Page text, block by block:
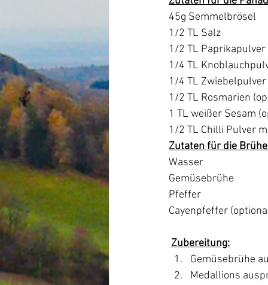
45g Semmelbrösel
1/2 TL Salz
1/2 TL Paprikapulver
1/4 TL
1/4 TL Zwiebelpulver
1/2 TL Rosmarien
1 TL weißer Sesam
1/2 TL Chilli Pulver
Zutaten für die
Wasser
Gemüsebrühe
Pfeffer
Cayenpfeffer
Zubereitung:
Gemüsebrühe
Medallions